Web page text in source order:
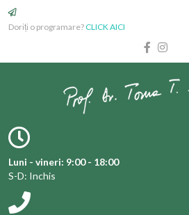
Doriți o programare? CLICK AICI
Luni - vineri: 9:00 - 18:00
S-D: Inchis